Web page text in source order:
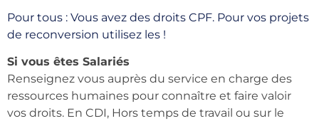
Pour tous : Vous avez des droits CPF. Pour vos projets
de reconversion utilisez les !
Si vous êtes Salariés
Renseignez vous auprès du service en charge des
ressources humaines pour connaître et faire valoir
vos droits. En CDI, Hors temps de travail ou sur le